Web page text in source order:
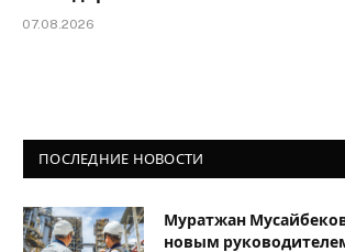
07.08.2026
ПОСЛЕДНИЕ НОВОСТИ
Муратжан
новым